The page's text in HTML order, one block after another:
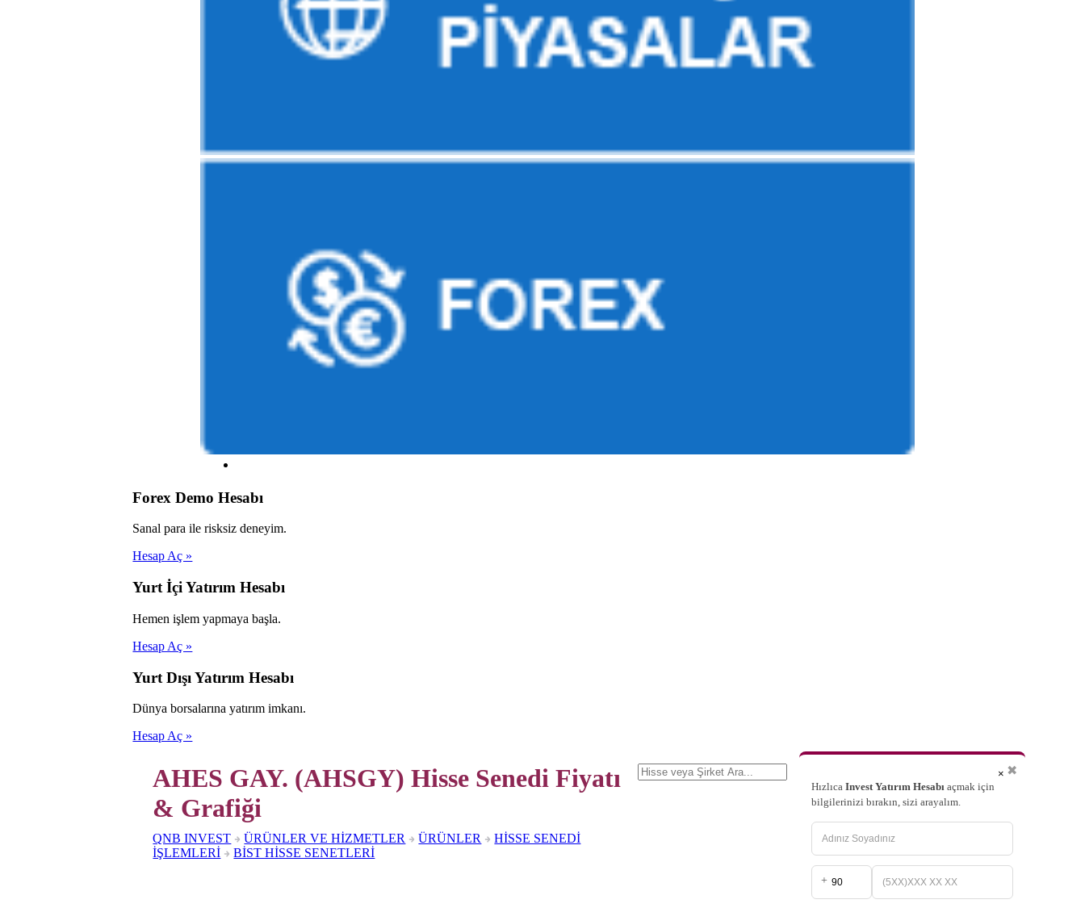
Forex Demo Hesabı
Sanal para ile risksiz deneyim.
Hesap Aç »
Yurt İçi Yatırım Hesabı
Hemen işlem yapmaya başla.
Hesap Aç »
Yurt Dışı Yatırım Hesabı
Dünya borsalarına yatırım imkanı.
Hesap Aç »
AHES GAY. (AHSGY) Hisse SenediFiyatı
& Grafiği
QNB INVEST ÜRÜNLER VE HİZMETLER ÜRÜNLER
HİSSE SENEDİ
İŞLEMLERİ
BİST HİSSE SENETLERİ
✖
Hızlıca Invest Yatırım Hesabıaçmak için
bilgilerinizi bırakın, sizi arayalım.
+
×